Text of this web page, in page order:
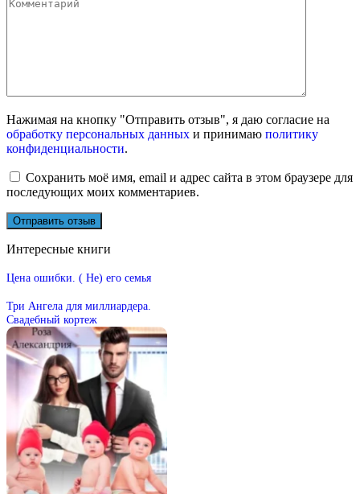
Нажимая на кнопку "Отправить отзыв", я даю согласие на
обработку персональных данных и принимаю политику
конфиденциальности.
Сохранить моё имя, email и адрес сайта в этом браузере для
последующих моих комментариев.
Интересные книги
Цена ошибки. ( Не) его семья
Три Ангела для миллиардера.
Свадебный кортеж